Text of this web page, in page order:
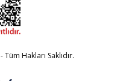
- Tüm Hakları Saklıdır.